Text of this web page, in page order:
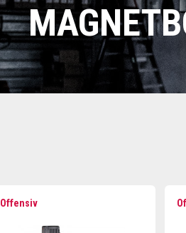
Offensiv